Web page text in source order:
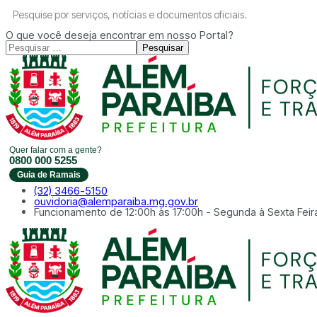
Pesquise por serviços, notícias e documentos oficiais.
O que você deseja encontrar em nosso Portal?
Pesquisar
Quer falar com a gente?
0800 000 5255
Guia de Ramais
(32) 3466-5150
ouvidoria@alemparaiba.mg.gov.br
Funcionamento de 12:00h às 17:00h - Segunda à Sexta